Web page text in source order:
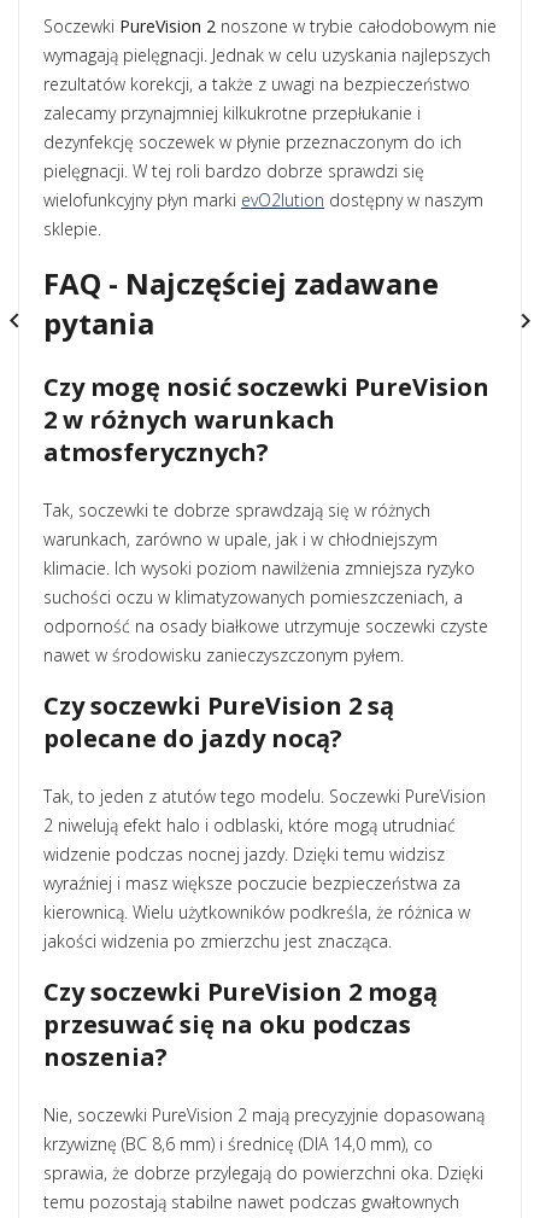
Soczewki PureVision 2 noszone w trybie całodobowym nie
wymagają pielęgnacji. Jednak w celu uzyskania najlepszych
rezultatów korekcji, a także z uwagi na bezpieczeństwo
zalecamy przynajmniej kilkukrotne przepłukanie i
dezynfekcję soczewek w płynie przeznaczonym do ich
pielęgnacji. W tej roli bardzo dobrze sprawdzi się
wielofunkcyjny płyn marki evO2lution dostępny w naszym
sklepie.
FAQ - Najczęściej zadawane
pytania
Czy mogę nosić soczewki PureVision
2 w różnych warunkach
atmosferycznych?
Tak, soczewki te dobrze sprawdzają się w różnych
warunkach, zarówno w upale, jak i w chłodniejszym
klimacie. Ich wysoki poziom nawilżenia zmniejsza ryzyko
suchości oczu w klimatyzowanych pomieszczeniach, a
odporność na osady białkowe utrzymuje soczewki czyste
nawet w środowisku zanieczyszczonym pyłem.
Czy soczewki PureVision 2 są
polecane do jazdy nocą?
Tak, to jeden z atutów tego modelu. Soczewki PureVision
2 niwelują efekt halo i odblaski, które mogą utrudniać
widzenie podczas nocnej jazdy. Dzięki temu widzisz
wyraźniej i masz większe poczucie bezpieczeństwa za
kierownicą. Wielu użytkowników podkreśla, że różnica w
jakości widzenia po zmierzchu jest znacząca.
Czy soczewki PureVision 2 mogą
przesuwać się na oku podczas
noszenia?
Nie, soczewki PureVision 2 mają precyzyjnie dopasowaną
krzywiznę (BC 8,6 mm) i średnicę (DIA 14,0 mm), co
sprawia, że dobrze przylegają do powierzchni oka. Dzięki
temu pozostają stabilne nawet podczas gwałtownych
 